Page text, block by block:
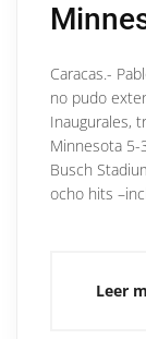
Caracas.-
no pudo
Inaugurales,
Minnesota 5-
Busch
ocho hits
Leer